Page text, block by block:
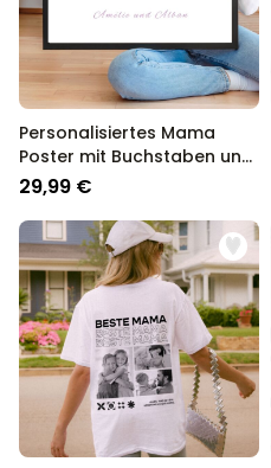
Personalisiertes Mama
Poster mit Buchstaben und
Fotos
29,99 €